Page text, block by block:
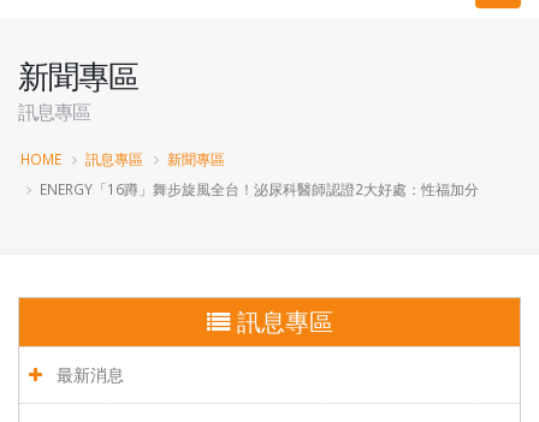
新聞專區
訊息專區
HOME 訊息專區
新聞專區
ENERGY「16蹲」舞步旋風全台！泌尿科醫師認證2大好處：性福加分
訊息專區
最新消息